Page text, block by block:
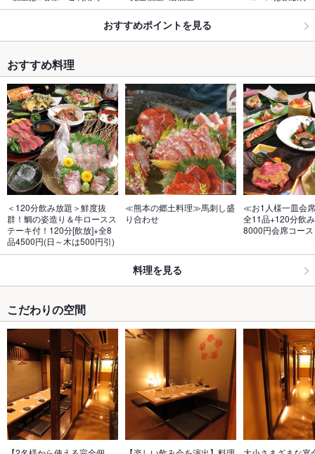
おすすめポイントを見る
おすすめ料理
＜120分飲み放題＞鮮度抜
群！鯛の姿造り＆牛ロースス
テーキ付！120分[飲放]+全8
品4500円(日～木は500円引)
≪熊本の郷土料理≫馬刺し盛
り合わせ
≪お1人様一皿会
全11品+120分飲
8000円会席コース
料理を見る
こだわりの空間